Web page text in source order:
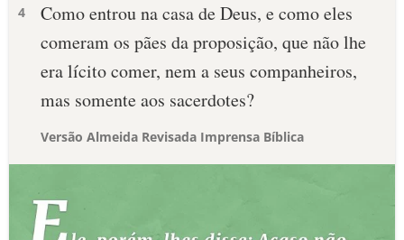
4
Como entrou na casa de Deus, e como eles
comeram os pães da proposição, que não lhe
era lícito comer, nem a seus companheiros,
mas somente aos sacerdotes?
Versão Almeida Revisada Imprensa Bíblica